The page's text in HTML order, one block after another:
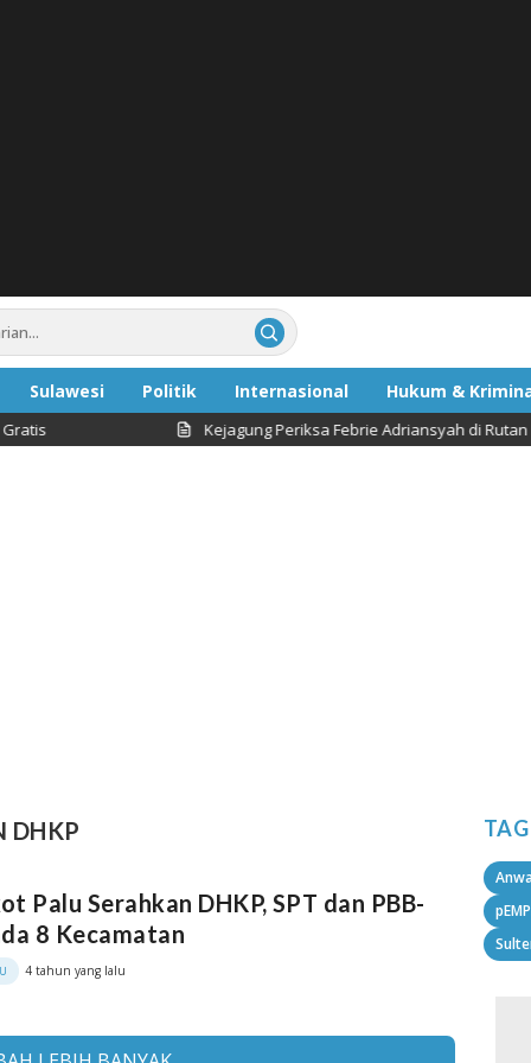
Sulawesi Politik Internasional Hukum &
Kejagung Periksa Febrie Adriansyah di Rutan KPK
DHKP
Palu Serahkan DHKP, SPT dan PBB-
8 Kecamatan
4 tahun yang lalu
TAG